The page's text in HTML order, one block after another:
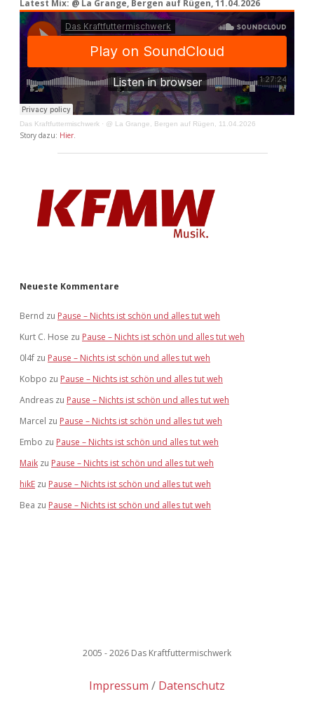
Latest Mix: @ La Grange, Bergen auf Rügen, 11.04.2026
Das Kraftfuttermischwerk · @ La Grange, Bergen auf Rügen, 11.04.2026
Story dazu: Hier.
Neueste Kommentare
Bernd zu Pause – Nichts ist schön und alles tut weh
Kurt C. Hose zu Pause – Nichts ist schön und alles tut weh
0l4f zu Pause – Nichts ist schön und alles tut weh
Kobpo zu Pause – Nichts ist schön und alles tut weh
Andreas zu Pause – Nichts ist schön und alles tut weh
Marcel zu Pause – Nichts ist schön und alles tut weh
Embo zu Pause – Nichts ist schön und alles tut weh
Maik zu Pause – Nichts ist schön und alles tut weh
hikE zu Pause – Nichts ist schön und alles tut weh
Bea zu Pause – Nichts ist schön und alles tut weh
2005 - 2026 Das Kraftfuttermischwerk
Impressum Datenschutz